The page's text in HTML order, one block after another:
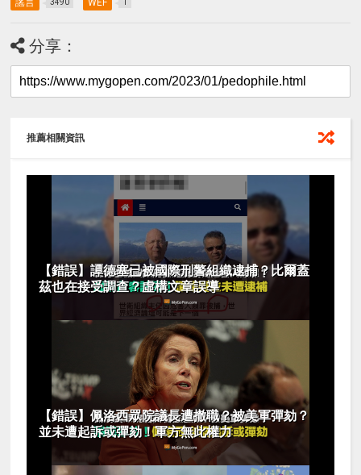
謠言 3490 WEF 1
分享：
推薦相關資訊
【錯誤】譚德塞已被國際刑警組織逮捕？比爾蓋
茲也在接受調查？虛構文章誤導
【錯誤】佩洛西眾院議長遭撤職？被美軍彈劾？
並未遭起訴或彈劾！軍方無此權力